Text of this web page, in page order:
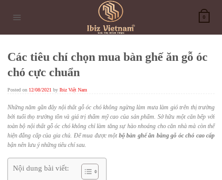
0
Các tiêu chí chọn mua bàn ghế ăn gỗ óc
chó cực chuẩn
Posted on 12/08/2021 by Ibiz Việt Nam
Những năm gần đây nội thất gỗ óc chó không ngừng làm mưa làm gió trên thị trường
bởi tuổi thọ trường tồn và giá trị thẩm mỹ cao của sản phẩm. Sở hữu một căn bếp với
toàn bộ nội thất gỗ óc chókhông chỉ làm tăng sự hào nhoáng cho căn nhà mà còn thể
hiện đẳng cấp của gia chủ. Để mua được một bộ bàn ghế ăn bằng gỗ óc chó cao cấp
bận nên lưu ý những tiêu chí sau.
Nội dung bài viết: